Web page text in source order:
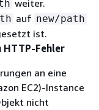
weiter.
auf new/path
ist.
HTTP-Fehler
an eine
EC2)-Instance
nicht